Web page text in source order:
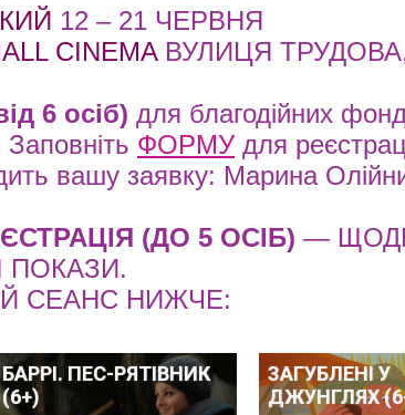
12 – 21 ЧЕРВНЯ
CINEMAВУЛИЦЯ
6 осіб) для благодійних
ФОРМУдля
вашу заявку: Марина
(ДО 5 ОСІБ) —
ПОКАЗИ.
СЕАНС НИЖЧЕ:
БАРРІ. ПЕС-РЯТІВНИК
(6+)
ЗАГУБЛЕНІ У
ДЖУНГЛЯХ